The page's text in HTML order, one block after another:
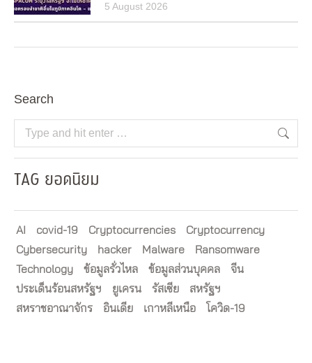
5 August 2026
Search
Search:
TAG ยอดนิยม
AI covid-19 Cryptocurrencies
Cryptocurrency
Cybersecurity
hacker Malware
Ransomware
Technology
ข้อมูลรั่วไหล ข้อมูลส่วนบุคคล
จีน
ประเด็นร้อนสหรัฐฯ
ยูเครน รัสเซีย
สหรัฐฯ
สหราชอาณาจักร
อินเดีย เกาหลีเหนือ โควิด-19